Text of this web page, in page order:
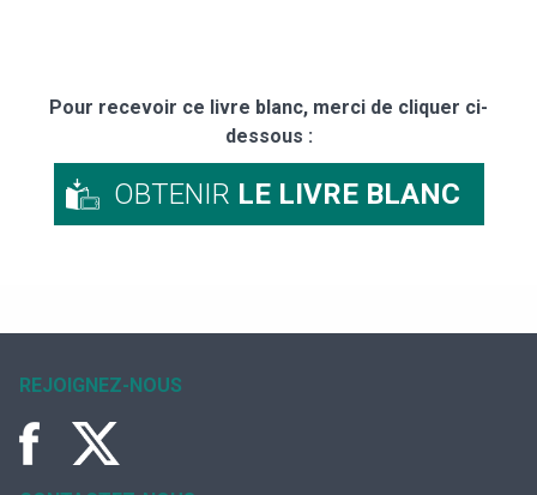
Pour recevoir ce livre blanc, merci de cliquer ci-
dessous :
OBTENIR LE LIVRE BLANC
REJOIGNEZ-NOUS